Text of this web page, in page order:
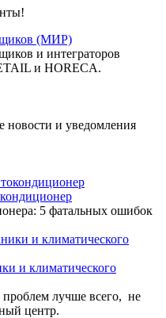
(МИР)
и интеграторов
и HORECA.
новости и уведомления
5 фатальных ошибок
и климатического
лучше всего, не
центр.